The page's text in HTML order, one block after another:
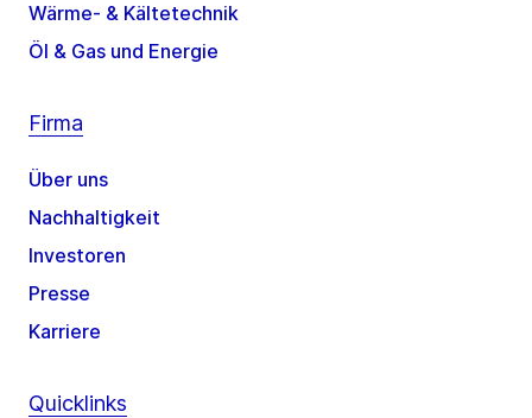
Wärme- & Kältetechnik
Öl & Gas und Energie
Firma
Über uns
Nachhaltigkeit
Investoren
Presse
Karriere
Quicklinks